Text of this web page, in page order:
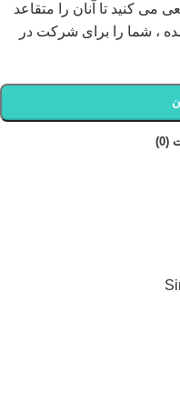
می کنید تا آنان را متقاعد
، شما را برای شرکت در
(0)